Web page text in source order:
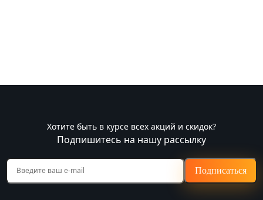
Хотите быть в курсе всех акций и скидок?
Подпишитесь на нашу рассылку
Подписаться